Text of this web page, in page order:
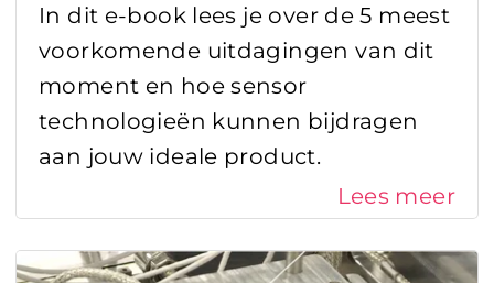
In dit e-book lees je over de 5 meest
voorkomende uitdagingen van dit
moment en hoe sensor
technologieën kunnen bijdragen
aan jouw ideale product.
Lees meer